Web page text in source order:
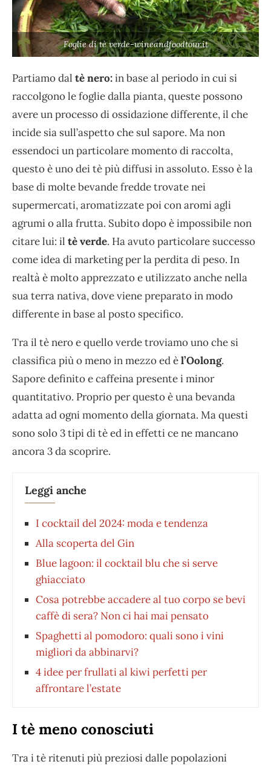
Foglie di tè verde-wineandfoodtour.it
Partiamo dal tè nero:in base al periodo in cui si
raccolgono le foglie dalla pianta, queste possono
avere un processo di ossidazione differente, il che
incide sia sull’aspetto che sul sapore. Ma non
essendoci un particolare momento di raccolta,
questo è uno dei tè più diffusi in assoluto. Esso è la
base di molte bevande fredde trovate nei
supermercati, aromatizzate poi con aromi agli
agrumi o alla frutta. Subito dopo è impossibile non
citare lui: il tè verde. Ha avuto particolare successo
come idea di marketing per la perdita di peso. In
realtà è molto apprezzato e utilizzato anche nella
sua terra nativa, dove viene preparato in modo
differente in base al posto specifico.
Tra il tè nero e quello verde troviamo uno che si
classifica più o meno in mezzo ed èl’Oolong.
Sapore definito e caffeina presente i minor
quantitativo. Proprio per questo è una bevanda
adatta ad ogni momento della giornata. Ma questi
sono solo 3 tipi di tè ed in effetti ce ne mancano
ancora 3 da scoprire.
Leggi anche
I cocktail del 2024: moda e tendenza
Alla scoperta del Gin
Blue lagoon: il cocktail blu che si serve
ghiacciato
Cosa potrebbe accadere al tuo corpo se bevi
caffè di sera? Non ci hai mai pensato
Spaghetti al pomodoro: quali sono i vini
migliori da abbinarvi?
4 idee per frullati al kiwi perfetti per
affrontare l’estate
I tè meno conosciuti
Tra i tè ritenuti più preziosi dalle popolazioni